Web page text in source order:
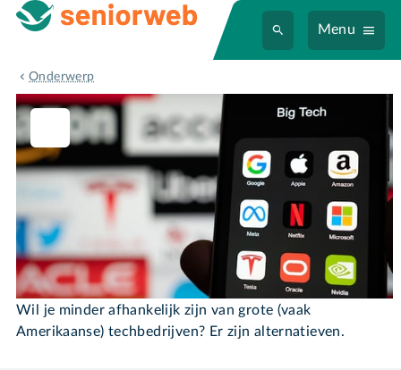
Menu
Onderwerp
Alternatieven big tech
Alternatieven big tech
Wil je minder afhankelijk zijn van grote (vaak
Amerikaanse) techbedrijven? Er zijn alternatieven.